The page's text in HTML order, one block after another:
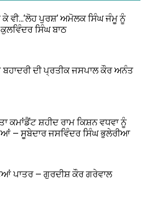
ਵੀ…‘ਲੋਹ ਪੁਰਸ਼’ ਅਮੋਲਕ ਸਿੰਘ ਜੰਮੂ ਨੂੰ
ਸਿੰਘ ਬਾਠ
ਦੀ ਪ੍ਰਤੀਕ ਜਸਪਾਲ ਕੌਰ ਅਨੰਤ
ਕਮਾਂਡੈਂਟ ਸ਼ਹੀਦ ਰਾਮ ਕਿਸ਼ਨ ਵਧਵਾ ਨੂੰ
— ਸੂਬੇਦਾਰ ਜਸਵਿੰਦਰ ਸਿੰਘ ਭੁਲੇਰੀਆ
ਪਾਤਰ — ਗੁਰਦੀਸ਼ ਕੌਰ ਗਰੇਵਾਲ